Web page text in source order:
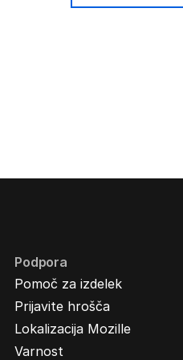
Podpora
Pomoč za izdelek
Prijavite hrošča
Lokalizacija Mozille
Varnost